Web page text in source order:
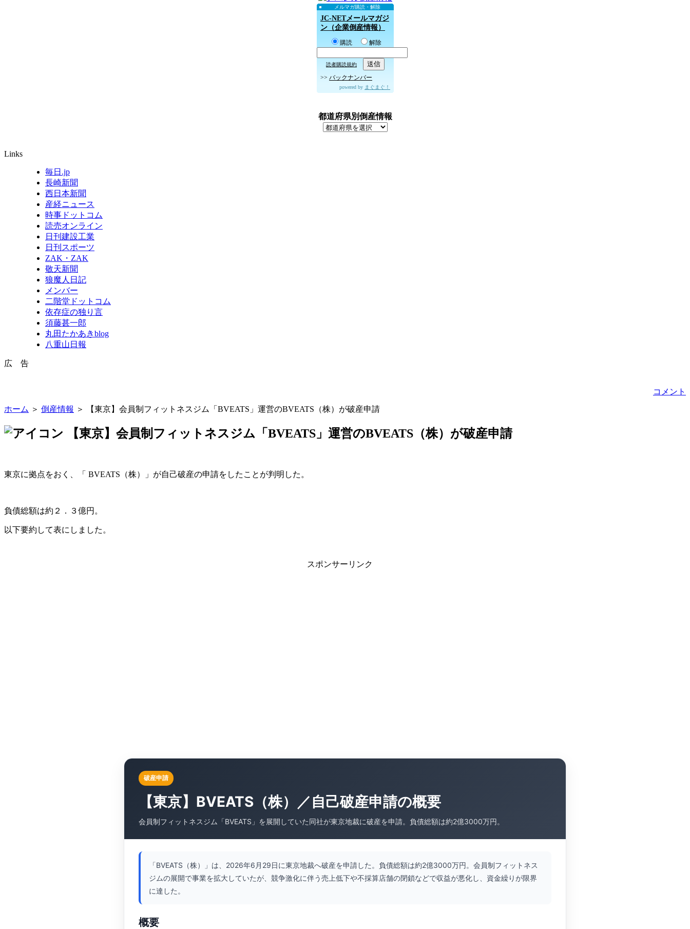
メルマガ購読・解除
JC-NETメールマガジ
ン（企業倒産情報）
購読 解除
読者購読規約
>> バックナンバー
powered by まぐまぐ！
都道府県別倒産情報
Links
毎日.jp
長崎新聞
西日本新聞
産経ニュース
時事ドットコム
読売オンライン
日刊建設工業
日刊スポーツ
ZAK・ZAK
敬天新聞
狼魔人日記
メンバー
二階堂ドットコム
依存症の独り言
須藤甚一郎
丸田たかあきblog
八重山日報
広 告
コメント
ホーム ＞ 倒産情報 ＞ 【東京】会員制フィットネスジム「BVEATS」運営のBVEATS（株）が破産申請
【東京】会員制フィットネスジム「BVEATS」運営のBVEATS（株）が破産申請
東京に拠点をおく、「 BVEATS（株）」が自己破産の申請をしたことが判明した。
負債総額は約２．３億円。
以下要約して表にしました。
スポンサーリンク
破産申請
【東京】BVEATS（株）／自己破産申請の概要
会員制フィットネスジム「BVEATS」を展開していた同社が東京地裁に破産を申請。負債総額は約2億3000万円。
「BVEATS（株）」は、2026年6月29日に東京地裁へ破産を申請した。負債総額は約2億3000万円。会員制フィットネス
ジムの展開で事業を拡大していたが、競争激化に伴う売上低下や不採算店舗の閉鎖などで収益が悪化し、資金繰りが限界
に達した。
概要